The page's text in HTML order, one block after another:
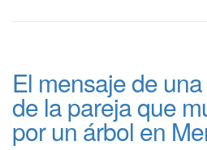
El mensaje de
de la pareja que
por un árbol en